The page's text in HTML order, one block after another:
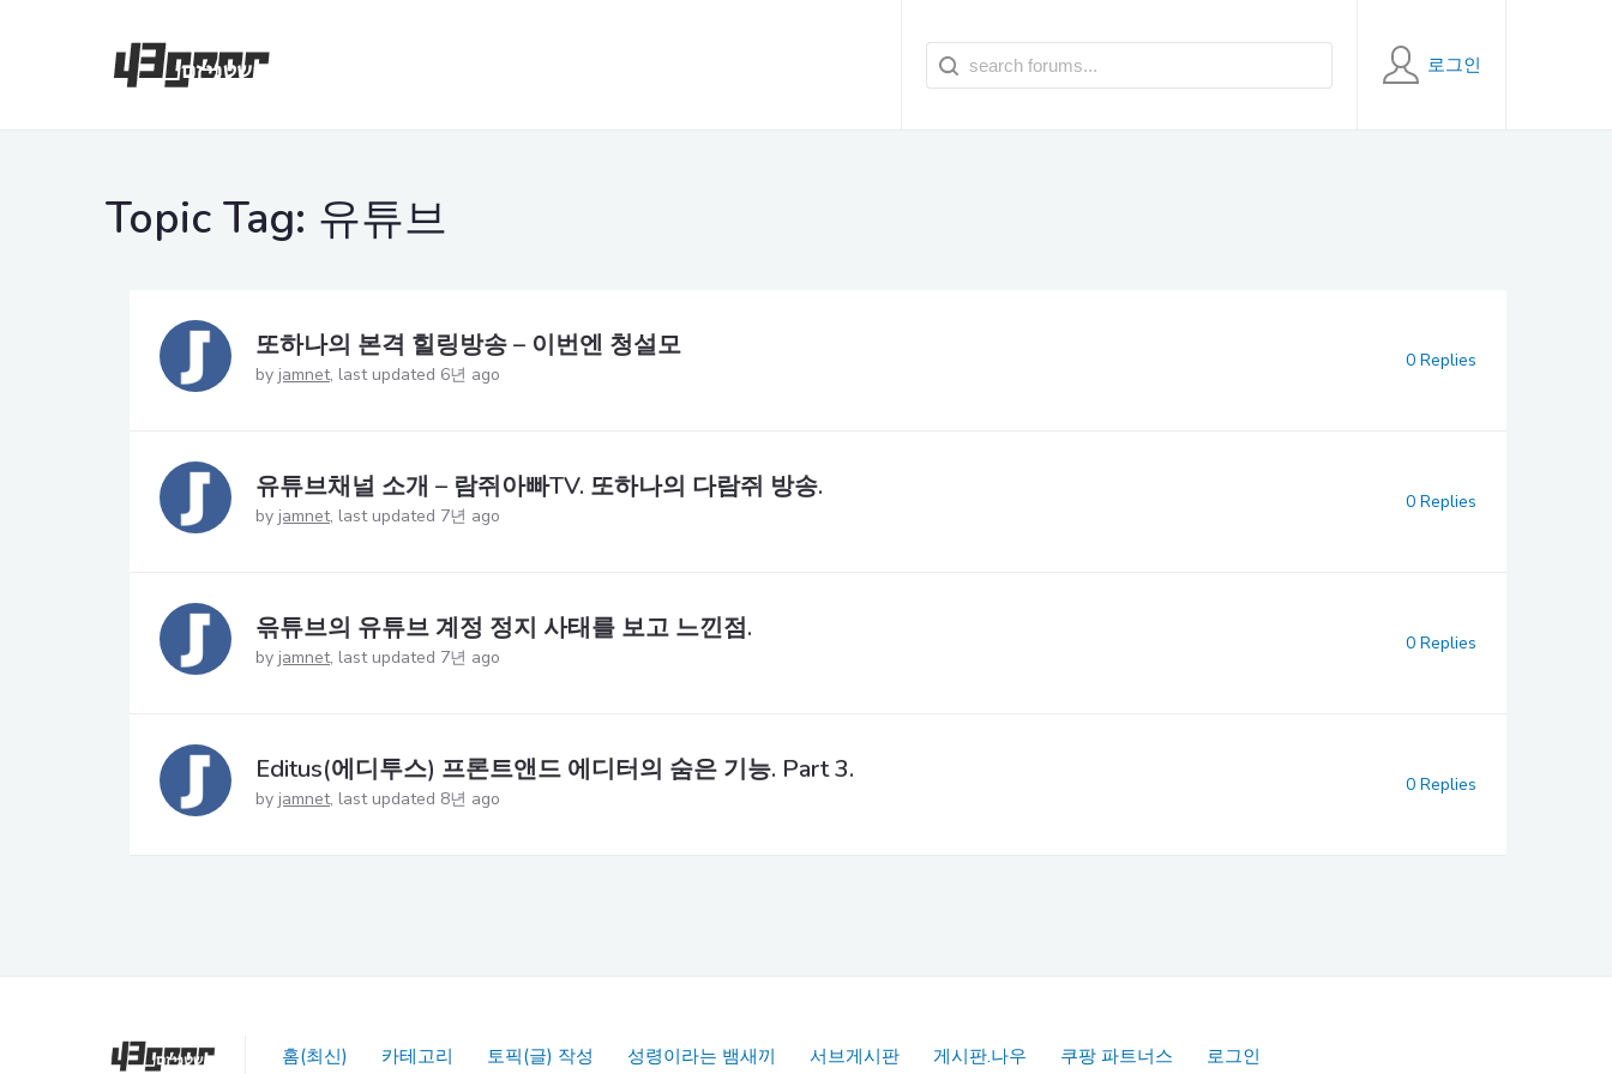
로그인
Topic Tag: 유튜브
또하나의 본격 힐링방송 – 이번엔 청설모
by jamnet last updated 6년 ago
0 Replies
유튜브채널 소개 – 람쥐아빠TV. 또하나의 다람쥐 방송.
by jamnet last updated 7년 ago
0 Replies
윾튜브의 유튜브 계정 정지 사태를 보고 느낀점.
by jamnet last updated 7년 ago
0 Replies
Editus(에디투스) 프론트앤드 에디터의 숨은 기능. Part 3.
by jamnet last updated 8년 ago
0 Replies
홈(최신) 카테고리 토픽(글) 작성 성령이라는 뱀새끼 서브게시판 게시판.나우 쿠팡 파트너스 로그인